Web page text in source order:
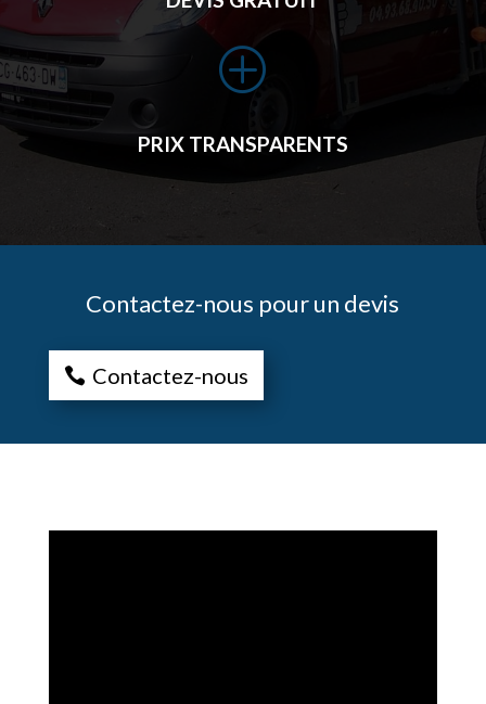
P
PRIX TRANSPARENTS
Contactez-nous pour un devis
Contactez-nous